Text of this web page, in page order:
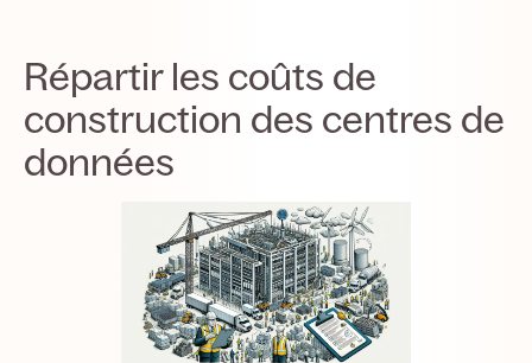
Répartir les coûts de
construction des centres de
données